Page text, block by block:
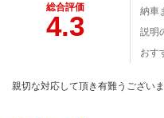
総合評価
4.3
納車
説明
おす
親切な対応して頂き有難うございま